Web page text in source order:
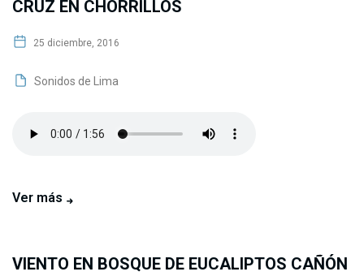
CRUZ EN CHORRILLOS
25 diciembre, 2016
Sonidos de Lima
Ver más
VIENTO EN BOSQUE DE EUCALIPTOS CAÑÓN